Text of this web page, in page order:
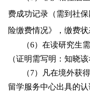
费成功记录（需到社
险缴费情况》，缴费状
（6）在读研究生
（证明需写明：知晓
（7）凡在境外获
留学服务中心出具的认